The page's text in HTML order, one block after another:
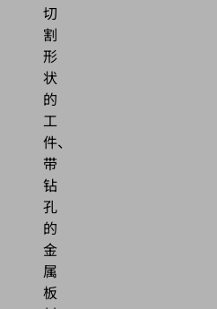
切
割
形
状
的
工
件、
带
钻
孔
的
金
属
板